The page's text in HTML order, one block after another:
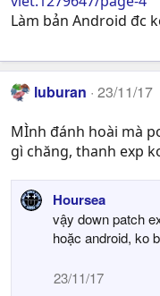
Làm bản Android đc
luburan 23/11/17
MÌnh đánh hoài mà
gì chăng, thanh exp
Hoursea
vậy down patch
hoặc android, ko
23/11/17